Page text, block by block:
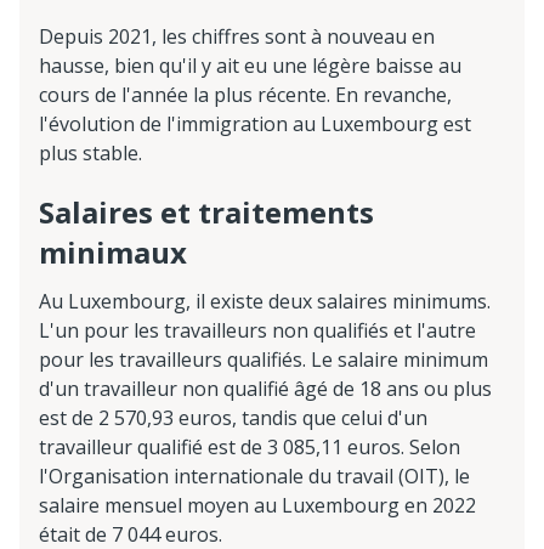
Depuis 2021, les chiffres sont à nouveau en
hausse, bien qu'il y ait eu une légère baisse au
cours de l'année la plus récente. En revanche,
l'évolution de l'immigration au Luxembourg est
plus stable.
Salaires et traitements
minimaux
Au Luxembourg, il existe deux salaires minimums.
L'un pour les travailleurs non qualifiés et l'autre
pour les travailleurs qualifiés. Le salaire minimum
d'un travailleur non qualifié âgé de 18 ans ou plus
est de 2 570,93 euros, tandis que celui d'un
travailleur qualifié est de 3 085,11 euros. Selon
l'Organisation internationale du travail (OIT), le
salaire mensuel moyen au Luxembourg en 2022
était de 7 044 euros.